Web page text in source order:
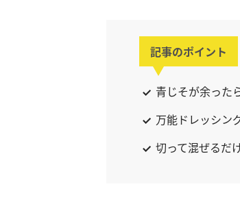
記事のポイント
青じそが余った
万能ドレッシン
切って混ぜるだ